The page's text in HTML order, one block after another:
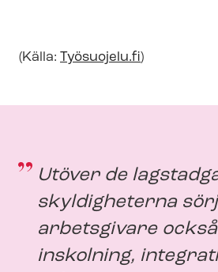
(Källa: Työsuojelu.fi)
Utöver de
skyldigheterna
arbetsgivare
inskolning,